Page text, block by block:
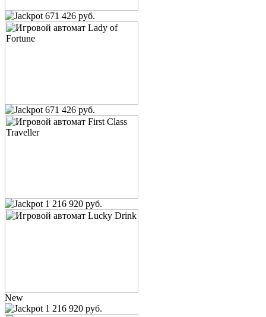
671 426 руб.
671 426 руб.
1 216 920 руб.
New
1 216 920 руб.